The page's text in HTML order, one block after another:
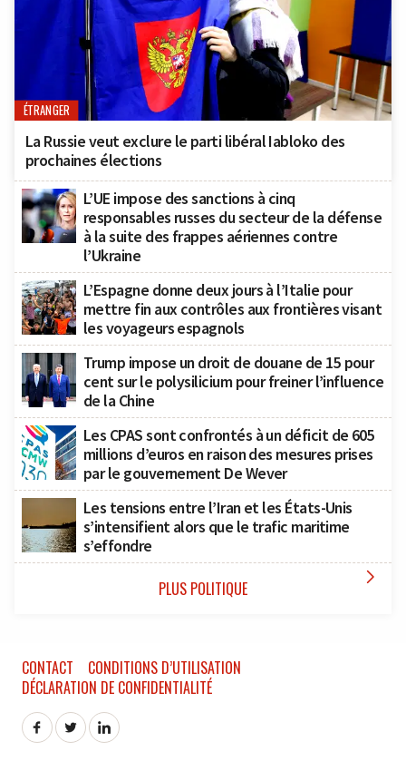
ÉTRANGER
La Russie veut exclure le parti libéral Iabloko des
prochaines élections
L’UE impose des sanctions à cinq
responsables russes du secteur de la défense
à la suite des frappes aériennes contre
l’Ukraine
L’Espagne donne deux jours à l’Italie pour
mettre fin aux contrôles aux frontières visant
les voyageurs espagnols
Trump impose un droit de douane de 15 pour
cent sur le polysilicium pour freiner l’influence
de la Chine
Les CPAS sont confrontés à un déficit de 605
millions d’euros en raison des mesures prises
par le gouvernement De Wever
Les tensions entre l’Iran et les États-Unis
s’intensifient alors que le trafic maritime
s’effondre
PLUS POLITIQUE 
CONTACT
CONDITIONS D’UTILISATION
DÉCLARATION DE CONFIDENTIALITÉ